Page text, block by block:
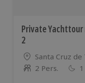
Private
2
Standort
Santa Cruz
Anzahl der
2 Pers.